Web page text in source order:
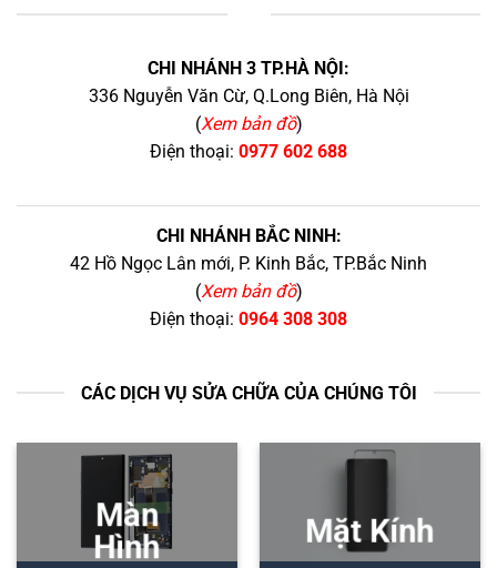
CHI NHÁNH 3 TP.HÀ NỘI:
336 Nguyễn Văn Cừ, Q.Long Biên, Hà Nội
(Xem bản đồ)
Điện thoại: 0977 602 688
CHI NHÁNH BẮC NINH:
42 Hồ Ngọc Lân mới, P. Kinh Bắc, TP.Bắc Ninh
(Xem bản đồ)
Điện thoại: 0964 308 308
CÁC DỊCH VỤ SỬA CHỮA CỦA CHÚNG TÔI
Màn
Hình
Mặt Kính